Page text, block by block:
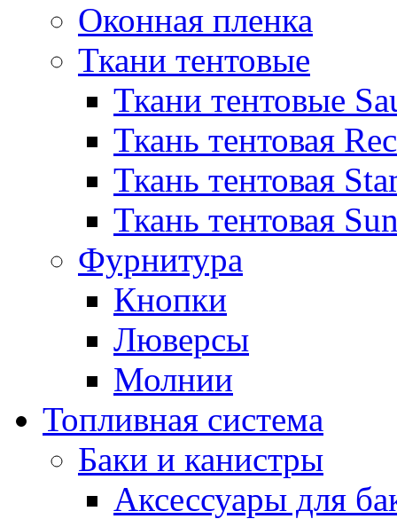
Оконная пленка
Ткани тентовые
Ткани тентовые
Ткань тентовая
Ткань тентовая
Ткань тентовая
Фурнитура
Кнопки
Люверсы
Молнии
Топливная система
Баки и канистры
Аксессуары для